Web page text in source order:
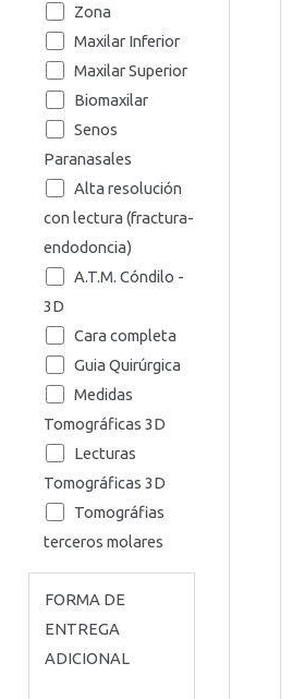
Zona
Maxilar Inferior
Maxilar Superior
Biomaxilar
Senos
Paranasales
Alta resolución
con lectura (fractura-
endodoncia)
A.T.M. Cóndilo -
3D
Cara completa
Guia Quirúrgica
Medidas
Tomográficas 3D
Lecturas
Tomográficas 3D
Tomográfias
terceros molares
FORMA DE
ENTREGA
ADICIONAL